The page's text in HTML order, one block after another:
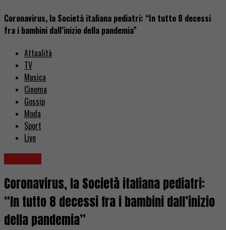
Coronavirus, la Società italiana pediatri: “In tutto 8 decessi
fra i bambini dall’inizio della pandemia”
Attualità
TV
Musica
Cinema
Gossip
Moda
Sport
Live
Coronavirus, la Società italiana pediatri:
“In tutto 8 decessi fra i bambini dall’inizio
della pandemia”